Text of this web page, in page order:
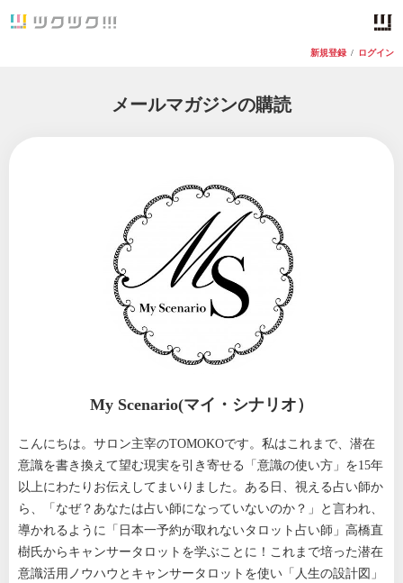
新規登録 / ログイン
メールマガジンの購読
My Scenario(マイ・シナリオ）
こんにちは。サロン主宰のTOMOKOです。私はこれまで、潜在
意識を書き換えて望む現実を引き寄せる「意識の使い方」を15年
以上にわたりお伝えしてまいりました。ある日、視える占い師か
ら、「なぜ？あなたは占い師になっていないのか？」と言われ、
導かれるように「日本一予約が取れないタロット占い師」高橋直
樹氏からキャンサータロットを学ぶことに！これまで培った潜在
意識活用ノウハウとキャンサータロットを使い「人生の設計図」